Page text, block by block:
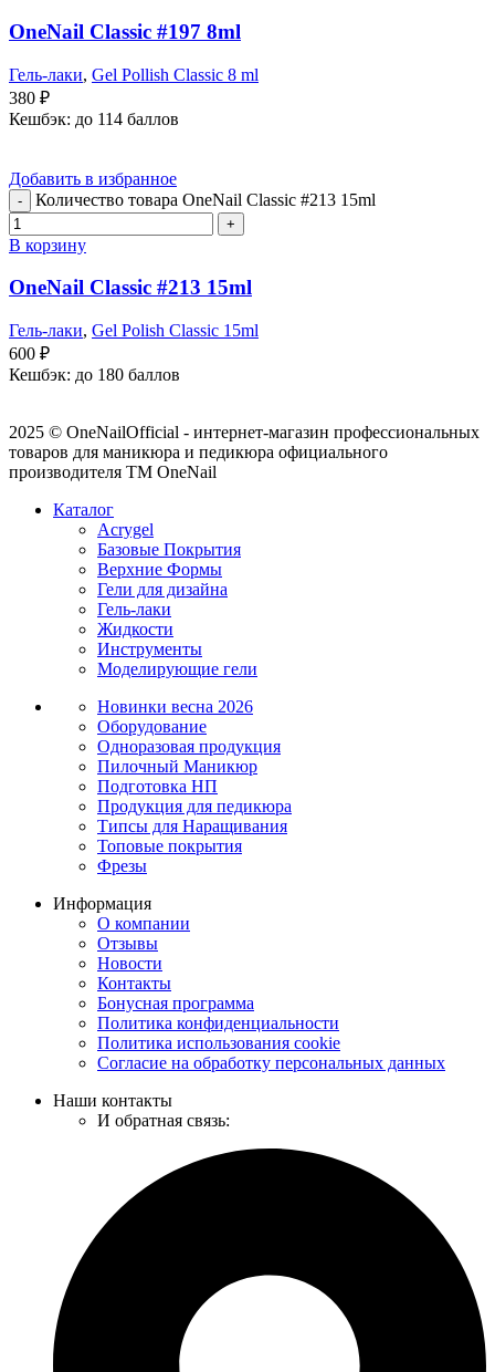
OneNail Classic #197 8ml
Гель-лаки, Gel Pollish Classic 8 ml
380 ₽
Кешбэк: до 114 баллов
Добавить в избранное
Количество товара OneNail Classic #213 15ml
В корзину
OneNail Classic #213 15ml
Гель-лаки, Gel Polish Classic 15ml
600 ₽
Кешбэк: до 180 баллов
2025 © OneNailOfficial - интернет-магазин профессиональных
товаров для маникюра и педикюра официального
производителя ТМ OneNail
Каталог
Acrygel
Базовые Покрытия
Верхние Формы
Гели для дизайна
Гель-лаки
Жидкости
Инструменты
Моделирующие гели
Новинки весна 2026
Оборудование
Одноразовая продукция
Пилочный Маникюр
Подготовка НП
Продукция для педикюра
Типсы для Наращивания
Топовые покрытия
Фрезы
Информация
О компании
Отзывы
Новости
Контакты
Бонусная программа
Политика конфиденциальности
Политика использования cookie
Согласие на обработку персональных данных
Наши контакты
И обратная связь: